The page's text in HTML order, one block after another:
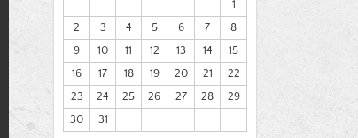
1
2
3 4 5 6 7
8
9
10 11 12 13 14
15
16
17 18 19 20 21
22
23
24 25 26 27 28
29
30
31